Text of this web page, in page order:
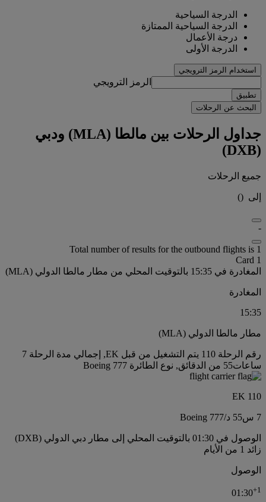
الدرجة السياحية
الدرجة السياحية الممتازة
درجة الأعمال
الدرجة الأولى
استخدام الرمز الترويجي
الرمز الترويجي
تطبيق
البحث عن الرحلات
جداول الرحلات بين مالطا (MLA) ودبي
(DXB)
جميع الرحلات
إلى (
)
-
Total number of results for the outbound flights is 1
Card 1
المغادرة في 15:35 بالتوقيت المحلي من مطار مالطا الدولي (MLA)
المغادرة
15:35
مطار مالطا الدولي (MLA)
رقم الرحلة 110 يتم التشغيل من قبل EK, إجمالي مدة الرحلة 7
ساعات55 من الدقائق, نوع الطائرة Boeing 777
EK 110
7 س 55 د /
Boeing 777
الوصول في 01:30 بالتوقيت المحلي إلى مطار دبي الدولي (DXB)
زائد 1 من الأيام
الوصول
01:30+1